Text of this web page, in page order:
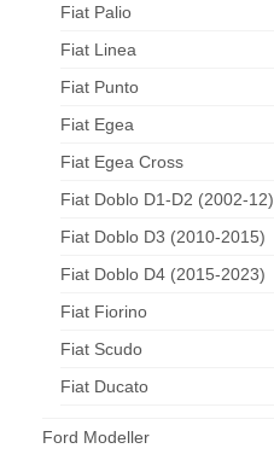
Fiat Palio
Fiat Linea
Fiat Punto
Fiat Egea
Fiat Egea Cross
Fiat Doblo D1-D2 (2002-12)
Fiat Doblo D3 (2010-2015)
Fiat Doblo D4 (2015-2023)
Fiat Fiorino
Fiat Scudo
Fiat Ducato
Ford Modeller